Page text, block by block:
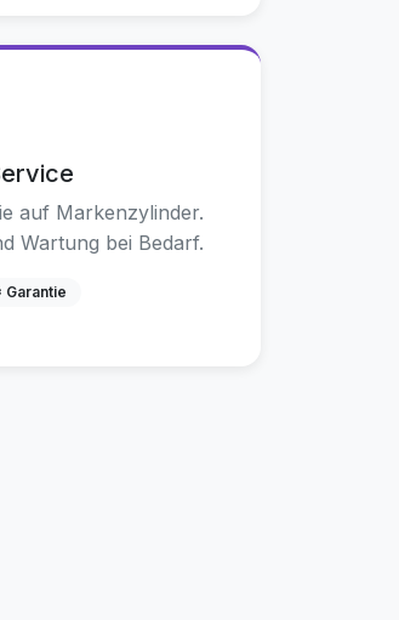
auf Markenzylinder.
Wartung bei Bedarf.
Garantie